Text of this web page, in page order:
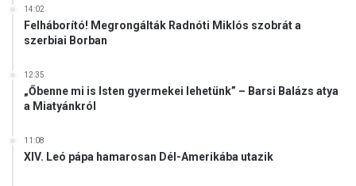
14:02
Felháborító! Megrongálták Radnóti Miklós szobrát a
szerbiai Borban
12:35
„Őbenne mi is Isten gyermekei lehetünk” – Barsi Balázs atya
a Miatyánkról
11:08
XIV. Leó pápa hamarosan Dél-Amerikába utazik